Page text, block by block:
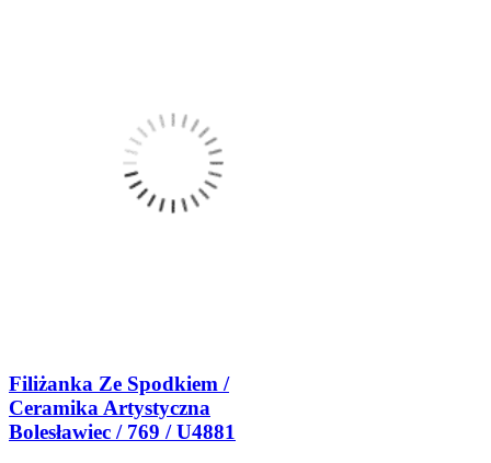
Filiżanka Ze Spodkiem /
Ceramika Artystyczna
Bolesławiec / 769 / U4881